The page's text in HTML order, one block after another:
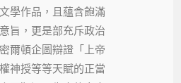
學作品，且蘊含飽滿
旨，更是部充斥政治
爾頓企圖辯證「上帝
神授等等天賦的正當